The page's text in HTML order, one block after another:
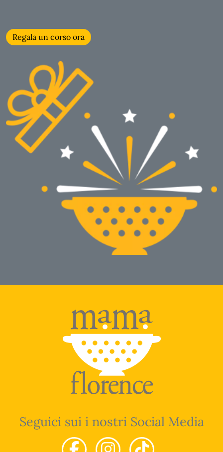
Regala un corso ora
Seguici sui i nostri Social Media